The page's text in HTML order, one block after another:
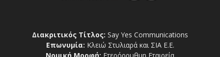
Διακριτικός Τίτλος: Say Yes Communications
Επωνυμία: Κλειώ Στυλιαρά και ΣΙΑ Ε.Ε.